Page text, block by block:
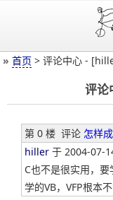
» 首页 > 评论中心 -
评论
第 0 楼 评论 怎样
hiller 于 2004-07-
C也不是很实用，
学的VB，VFP根本